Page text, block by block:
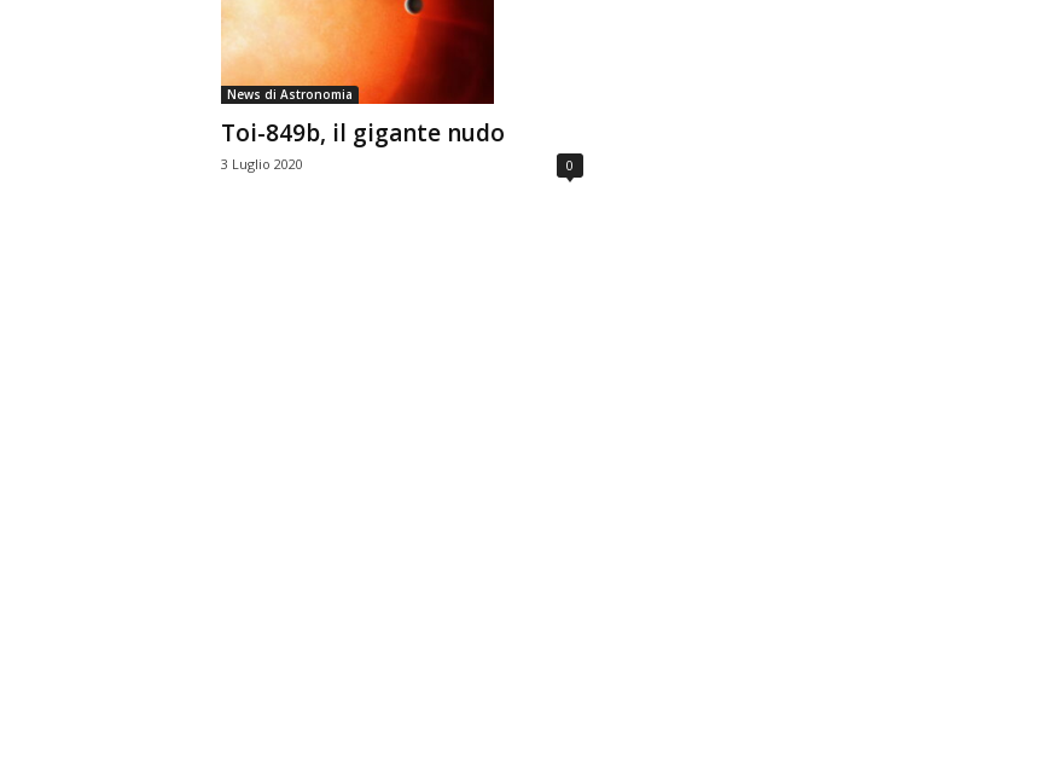
n
i
a
News di Astronomia
Toi-849b, il gigante nudo
3 Luglio 2020 0